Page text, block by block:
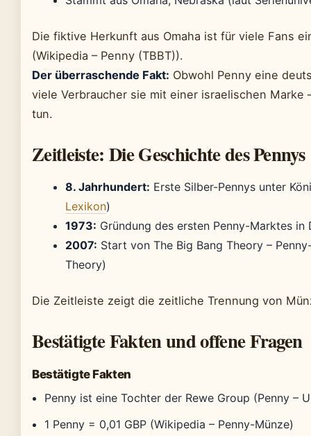
Die fiktive Herkunft aus Omaha ist für viele Fans
(Wikipedia – Penny (TBBT)).
Der überraschende Fakt: Obwohl Penny eine
viele Verbraucher sie mit einer israelischen Marke
tun.
Zeitleiste: Die Geschichte des Pennys
8. Jahrhundert: Erste Silber-Pennys unter
Lexikon)
1973: Gründung des ersten Penny-Marktes
2007: Start von The Big Bang Theory –
Theory)
Die Zeitleiste zeigt die zeitliche Trennung von
Bestätigte Fakten und offene Fragen
Bestätigte Fakten
Penny ist eine Tochter der Rewe Group (Penny –
1 Penny = 0,01 GBP (Wikipedia – Penny-Münze)